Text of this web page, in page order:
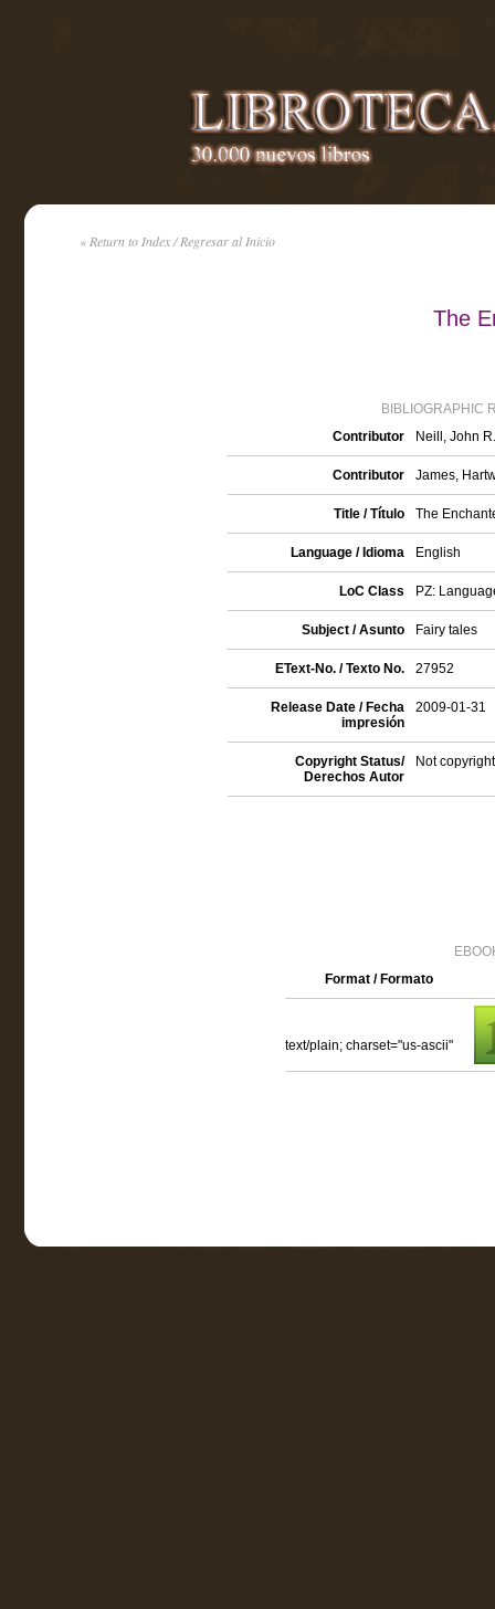
« Return to Index / Regresar al Inicio
The
BIBLIOGRAPHIC
Contributor
Neill, John
Contributor James,
Title / Título The
Language / Idioma English
LoC Class PZ:
Subject / Asunto Fairy tales
EText-No. / Texto No. 27952
Release Date / Fecha
impresión
2009-01-31
Copyright Status/
Derechos Autor
Not
Format / Formato
text/plain; charset="us-ascii"